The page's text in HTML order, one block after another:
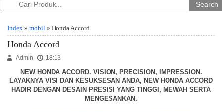
Search
Index » mobil » Honda Accord
Honda Accord
Admin 18:13
NEW HONDA ACCORD. VISION, PRECISION, IMPRESSION.
LAYAKNYA VISI DAN KESUKSESAN ANDA, NEW HONDA ACCORD
HADIR DENGAN DESAIN PRESISI YANG TINGGI, MEWAH SERTA
MENGESANKAN.